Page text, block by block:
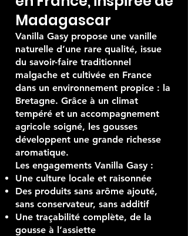
Madagascar
Vanilla Gasy propose une vanille
naturelle d’une rare qualité, issue
du savoir-faire traditionnel
malgache et cultivée en France
dans un environnement propice : la
Bretagne. Grâce à un climat
tempéré et un accompagnement
agricole soigné, les gousses
développent une grande richesse
aromatique.
Les engagements Vanilla Gasy :
Une culture locale et raisonnée
Des produits sans arôme ajouté,
sans conservateur, sans additif
Une traçabilité complète, de la
gousse à l’assiette